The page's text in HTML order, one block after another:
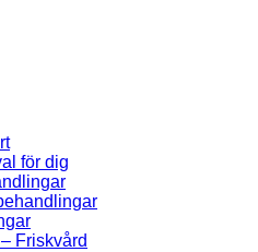
för dig
Friskvård